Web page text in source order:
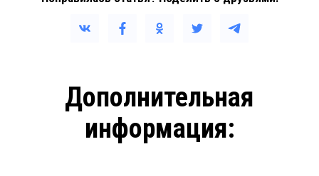
Дополнительная
информация: